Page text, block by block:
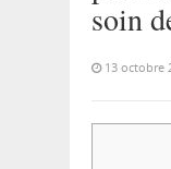
soin
13 octobre